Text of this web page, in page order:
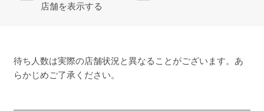
店舗を表示する
待ち人数は実際の店舗状況と異なることがございます。あ
らかじめご了承ください。